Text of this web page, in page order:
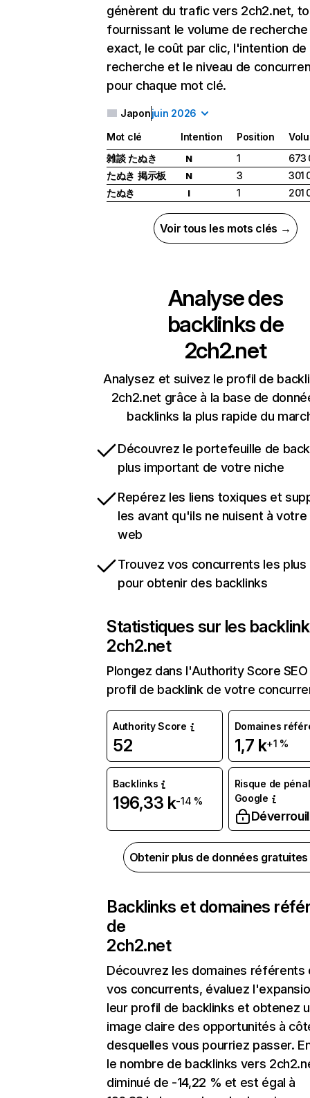
génèrent du trafic vers 2ch2.net,
fournissant le volume de recherche
exact, le coût par clic, l'intention de
recherche et le niveau de
pour chaque mot clé.
Japonjuin 2026
Mot clé Intention Position
雑談 たぬき
N 1
673
たぬき 掲示板
N 3
301
たぬき
I 1 201
Voir tous les mots clés →
Analyse des
backlinks de
2ch2.net
Analysez et suivez le profil de
2ch2.net grâce à la base de
backlinks la plus rapide du
Découvrez le portefeuille de
plus important de votre niche
Repérez les liens toxiques et
les avant qu'ils ne nuisent à
web
Trouvez vos concurrents les
pour obtenir des backlinks
Statistiques sur les
2ch2.net
Plongez dans l'Authority Score
profil de backlink de votre
Authority Score
52
Domaines
1,7 k+1 %
Backlinks
196,33 k-14 %
Risque de
Google
Obtenir plus de données
Backlinks et domaines
de
2ch2.net
Découvrez les domaines référents
vos concurrents, évaluez
leur profil de backlinks et obtenez
image claire des opportunités à
desquelles vous pourriez passer.
le nombre de backlinks vers
diminué de -14,22 % et est égal à